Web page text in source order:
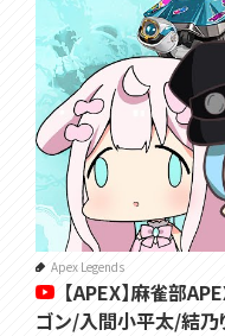
Apex Legends
【APEX】麻雀部
ゴン/入間小平太/結乃